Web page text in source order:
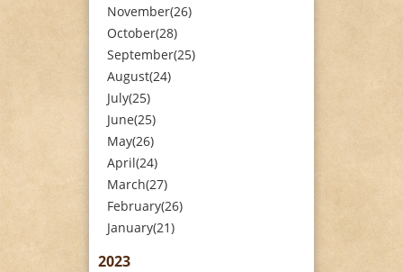
November(26)
October(28)
September(25)
August(24)
July(25)
June(25)
May(26)
April(24)
March(27)
February(26)
January(21)
2023